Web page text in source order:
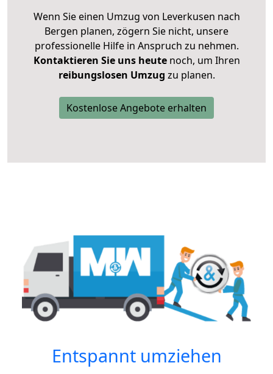
Wenn Sie einen Umzug von Leverkusen nach
Bergen planen, zögern Sie nicht, unsere
professionelle Hilfe in Anspruch zu nehmen.
Kontaktieren Sie uns heutenoch, um Ihren
reibungslosen Umzug zu planen.
Kostenlose Angebote erhalten
Entspannt umziehen